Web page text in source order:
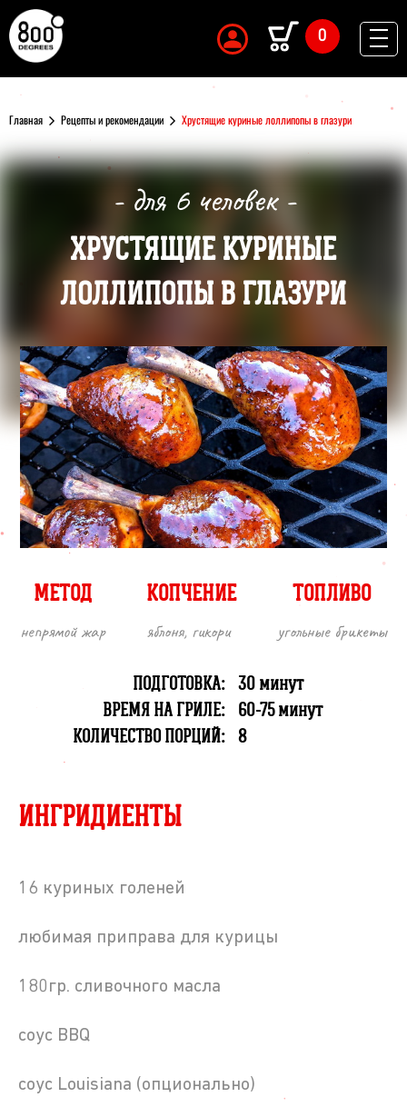
0
Главная Рецепты и рекомендации Хрустящие куриные лоллипопы в глазури
- для 6 человек -
ХРУСТЯЩИЕ КУРИНЫЕ
ЛОЛЛИПОПЫ В ГЛАЗУРИ
МЕТОД
непрямой жар
КОПЧЕНИЕ
яблоня, гикори
ТОПЛИВО
угольные брикеты
ПОДГОТОВКА:
30 минут
ВРЕМЯ НА ГРИЛЕ:
60-75 минут
КОЛИЧЕСТВО ПОРЦИЙ:
8
ИНГРИДИЕНТЫ
16 куриных голеней
любимая приправа для курицы
180гр. сливочного масла
соус BBQ
соус Louisiana (опционально)